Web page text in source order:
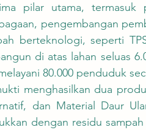
pilar utama, termasuk
pengembangan
berteknologi, seperti
di atas lahan seluas
80.000 penduduk
dan Material Daur
dengan residu